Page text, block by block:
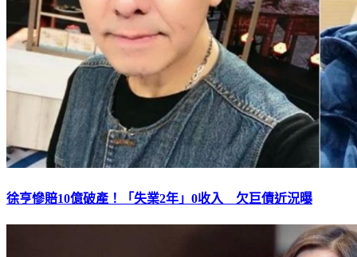
徐亨慘賠10億破產！「失業2年」0收入 欠巨債近況曝